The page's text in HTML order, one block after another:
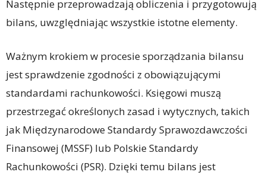
Następnie przeprowadzają obliczenia i przygotowują
bilans, uwzględniając wszystkie istotne elementy.
Ważnym krokiem w procesie sporządzania bilansu
jest sprawdzenie zgodności z obowiązującymi
standardami rachunkowości. Księgowi muszą
przestrzegać określonych zasad i wytycznych, takich
jak Międzynarodowe Standardy Sprawozdawczości
Finansowej (MSSF) lub Polskie Standardy
Rachunkowości (PSR). Dzięki temu bilans jest